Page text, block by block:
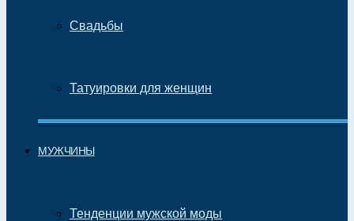
Свадьбы
Татуировки для женщин
МУЖЧИНЫ
Тенденции мужской моды